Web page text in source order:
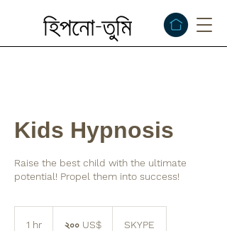
হিপনো-তুমি
Kids Hypnosis
Raise the best child with the ultimate
potential! Propel them into success!
1 hr ২০০ US$ SKYPE